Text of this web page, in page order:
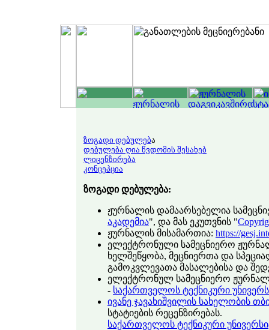
ზოგადი დებულება
დებულება ღია წვდომის შესახებ
ლიცენზირება
კონცეპცია
ზოგადი დებულება:
ჟურნალის დამაარსებელია
აკადემია", და მას ეკუთვნის "
ჟურნალის მისამართია: https://
ელექტრონული სამეცნიერო
ხელშეწყობა, მეცნიერთა და
გამოკვლევათა მასალებისა და
ელექტრონულ სამეცნიერო
- საქართველოს ტექნიკური
ივანე ჯავახიშვილის სახელობის
სტატიების რეცენზირებას.
საქართველოს ტექნიკური